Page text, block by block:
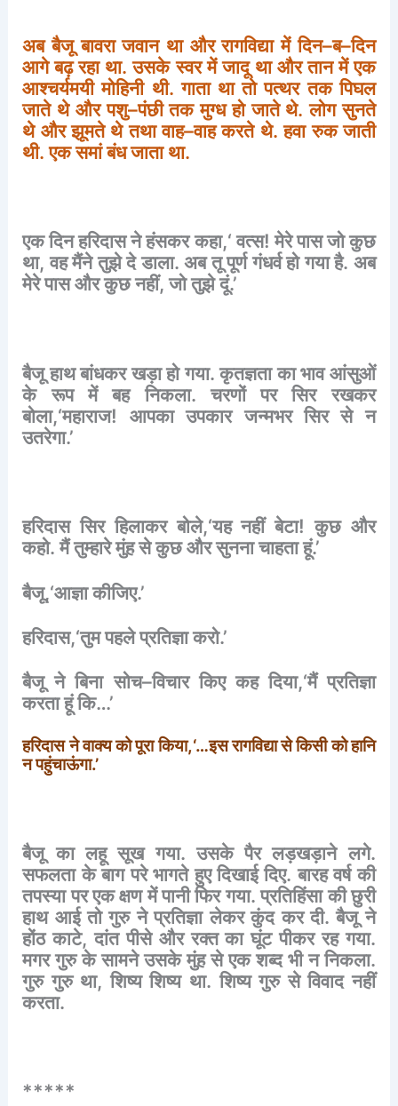
अब बैजू बावरा जवान था और रागविद्या में दिन–ब–दिन
आगे बढ़ रहा था.उसके स्वर में जादू था और तान में एक
आश्चर्यमयी मोहिनी थी.गाता था तो पत्थर तक पिघल
जाते थे और पशु–पंछी तक मुग्ध हो जाते थे.लोग सुनते
थे और झूमते थे तथा वाह–वाह करते थे.हवा रुक जाती
थी.एकसमांबंधजाता था.
एकदिनहरिदासनेहंसकरकहा,‘वत्स!मेरेपासजोकुछ
था,वह मैंने तुझे दे डाला.अब तू पूर्ण गंधर्व हो गया है. अब
मेरेपासऔरकुछनहीं,जोतुझेदूं.’
बैजू हाथ बांधकर खड़ा हो गया.कृतज्ञता का भाव आंसुओं
के
रूप में बह निकला.चरणों पर सिर
रखकर
बोला,‘महाराज! आपका उपकार जन्मभर सिर से न
उतरेगा.’
हरिदास सिर हिलाकर बोले,‘यह नहीं बेटा!कुछ और
कहो.मैंतुम्हारेमुंहसेकुछऔरसुननाचाहताहूं.’
बैजू,‘आज्ञाकीजिए.’
हरिदास,‘तुमपहलेप्रतिज्ञाकरो.’
बैजू ने बिना सोच–विचार किए कह दिया,‘मैं प्रतिज्ञा
करताहूंकि…’
हरिदासनेवाक्यकोपूराकिया,‘…इसरागविद्यासेकिसीकोहानि
नपहुंचाऊंगा.’
बैजू का लहू सूख गया.उसके पैर लड़खड़ाने लगे.
सफलता के बाग परे भागते हुए दिखाई दिए.बारह वर्ष की
तपस्या पर एक क्षण में पानी फिर गया.प्रतिहिंसा की छुरी
हाथ आई तो गुरु ने प्रतिज्ञा लेकर कुंद कर दी.बैजू ने
होंठ काटे,दांत पीसे और रक्त का घूंट पीकर रह गया.
मगर गुरु के सामने उसके मुंह से एक शब्द भी न निकला.
गुरु गुरु था,शिष्य शिष्य था.शिष्य गुरु से विवाद नहीं
करता.
*****